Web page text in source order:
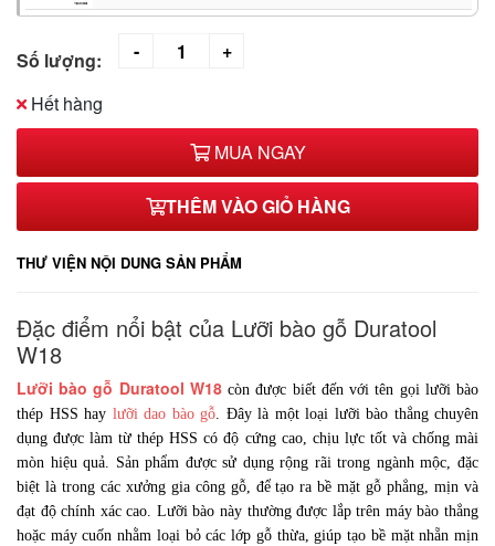
Số lượng:
Hết hàng
MUA NGAY
THÊM VÀO GIỎ HÀNG
THƯ VIỆN NỘI DUNG SẢN PHẨM
Đặc điểm nổi bật của Lưỡi bào gỗ Duratool
W18
Lưỡi bào gỗ Duratool W18 còn được biết đến với tên gọi lưỡi bào
thép HSS hay lưỡi dao bào gỗ. Đây là một loại lưỡi bào thẳng chuyên
dụng được làm từ thép HSS có độ cứng cao, chịu lực tốt và chống mài
mòn hiệu quả. Sản phẩm được sử dụng rộng rãi trong ngành mộc, đặc
biệt là trong các xưởng gia công gỗ, để tạo ra bề mặt gỗ phẳng, mịn và
đạt độ chính xác cao. Lưỡi bào này thường được lắp trên máy bào thẳng
hoặc máy cuốn nhằm loại bỏ các lớp gỗ thừa, giúp tạo bề mặt nhẵn mịn